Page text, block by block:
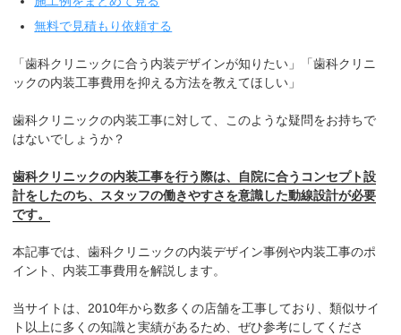
無料で見積もり依頼する
「歯科クリニックに合う内装デザインが知りたい」「歯科クリニ
ックの内装工事費用を抑える方法を教えてほしい」
歯科クリニックの内装工事に対して、このような疑問をお持ちで
はないでしょうか？
歯科クリニックの内装工事を行う際は、自院に合うコンセプト設
計をしたのち、スタッフの働きやすさを意識した動線設計が必要
です。
本記事では、歯科クリニックの内装デザイン事例や内装工事のポ
イント、内装工事費用を解説します。
当サイトは、2010年から数多くの店舗を工事しており、類似サイ
ト以上に多くの知識と実績があるため、ぜひ参考にしてくださ